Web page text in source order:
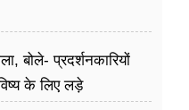
बोले- प्रदर्शनकारियों
के लिए लड़े